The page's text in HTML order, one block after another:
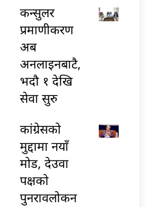
कन्सुलर
प्रमाणीकरण
अब
अनलाइनबाटै,
भदौ १ देखि
सेवा सुरु
कांग्रेसको
मुद्दामा नयाँ
मोड, देउवा
पक्षको
पुनरावलोकन